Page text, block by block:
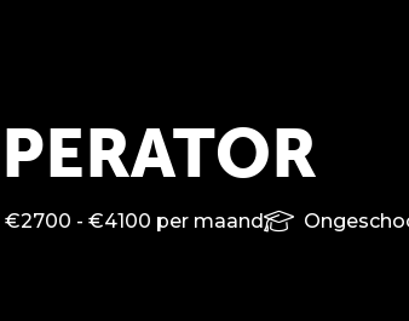
€2700 - €4100 per maand